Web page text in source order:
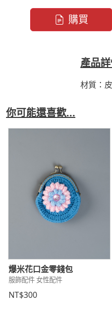
購買
產品
材質：
你可能還喜歡...
爆米花口金零錢包
服飾配件 女性配件
NT$300